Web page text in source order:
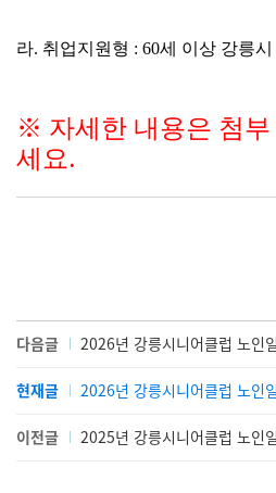
라. 취업지원형 : 60세 이상 강릉
※ 자세한 내용은 첨
세요.
다음글 2026년 강릉시니어클럽 노인
현재글 2026년 강릉시니어클럽 노인
이전글 2025년 강릉시니어클럽 노인